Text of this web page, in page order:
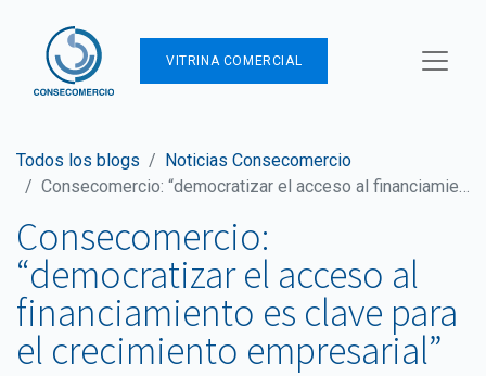
VITRINA COMERCIAL
Todos los blogs
Noticias Consecomercio
Consecomercio: “democratizar el acceso al financiamiento es clave para el crecimiento empresarial”
Consecomercio:
“democratizar el acceso al
financiamiento es clave para
el crecimiento empresarial”